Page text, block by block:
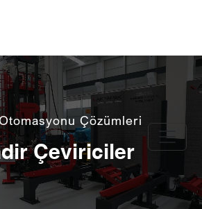
Çözümleri
Çeviriciler